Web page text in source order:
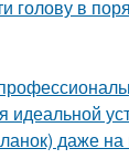
голову в
идеальной
даже на